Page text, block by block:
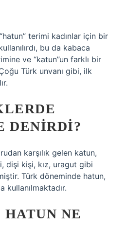
terimi kadınlar için bir
bu da kabaca
ve “katun”un farklı bir
Türk unvanı gibi, ilk
DENIRDI?
karşılık gelen katun,
dişi kişi, kız, uragut gibi
Türk döneminde hatun,
kullanılmaktadır.
NE